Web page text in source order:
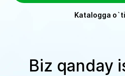
Katalogga
Biz qanday